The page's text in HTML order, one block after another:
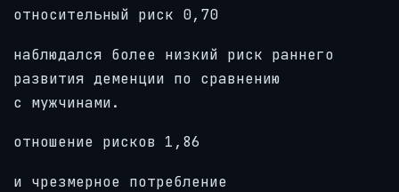
относительный риск 0,70
наблюдался более низкий риск раннего
развития деменции по сравнению
с мужчинами.
отношение рисков 1,86
и чрезмерное потребление